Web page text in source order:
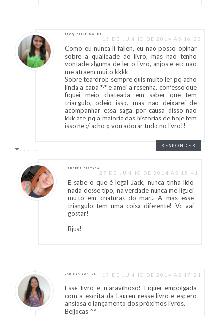
JACQUELINE MOURA
15 DE JUNHO DE 2014 ÀS 16:23
Como eu nunca li fallen, eu nao posso opinar
sobre a qualidade do livro, mas nao tenho
vontade alguma de ler o livro, anjos e etc nao
me atraem muito kkkk
Sobre teardrop sempre quis muito ler pq acho
linda a capa *-* e amei a resenha, confesso que
fiquei meio chateada em saber que tem
triangulo, odeio isso, mas nao deixarei de
acompanhar essa saga por causa disso nao
kkk ate pq a maioria das historias de hoje tem
isso ne :/ acho q vou adorar tudo no livro!!
RESPONDER
RESPOSTAS
ANDRÉA BISTAFA
27 DE JUNHO DE 2014 ÀS 15:41
E sabe o que é legal Jack, nunca tinha lido
nada desse tipo, na verdade nunca me liguei
muito em criaturas do mar... A mas esse
triangulo tem uma coisa diferente! Vc vai
gostar!
Bjus!
LARISSA SANTOS 17 DE JUNHO DE 2014 ÀS 17:21
Esse livro é maravilhoso! Fiquei empolgada
com a escrita da Lauren nesse livro e espero
ansiosa o lançamento dos próximos livros.
Beijocas ^^